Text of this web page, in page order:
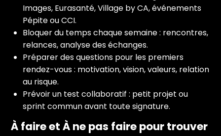
Images, Eurasanté, Village by CA, événements
Pépite ou CCI.
Bloquer du temps chaque semaine : rencontres,
relances, analyse des échanges.
Préparer des questions pour les premiers
rendez-vous : motivation, vision, valeurs, relation
au risque.
Prévoir un test collaboratif : petit projet ou
sprint commun avant toute signature.
À faire et À ne pas faire pour trouver